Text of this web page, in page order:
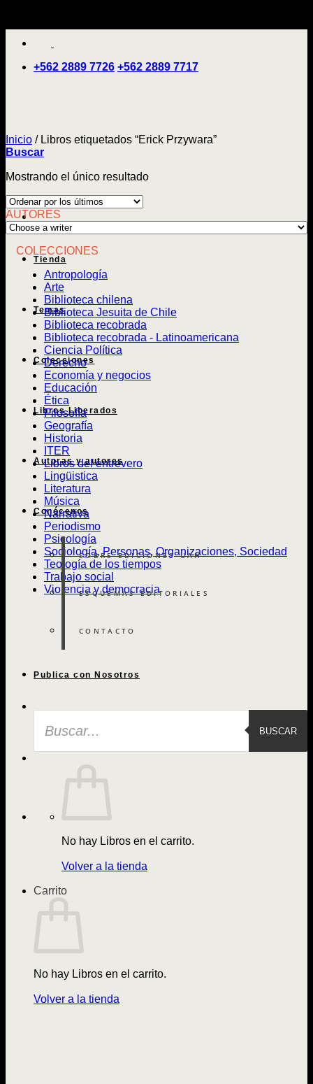
+562 2889 7726 +562 2889 7717
Tienda
Temas
Colecciones
Libros Liberados
Autoras y autores
Conócenos
SOBRE EDICIONES UAH
ESQUEMAS EDITORIALES
CONTACTO
Publica con Nosotros
Búsqueda
Libros
BUSCAR
No hay Libros en el carrito.
Volver a la tienda
Carrito
No hay Libros en el carrito.
Volver a la tienda
Inicio /Libros etiquetados “Erick Przywara”
Buscar
Mostrando el único resultado
AUTORES
COLECCIONES
Antropología
Arte
Biblioteca chilena
Biblioteca Jesuita de Chile
Biblioteca recobrada
Biblioteca recobrada - Latinoamericana
Ciencia Política
Derecho
Economía y negocios
Educación
Ética
Filosofía
Geografía
Historia
ITER
Libros del entrevero
Lingüistica
Literatura
Música
Narrativa
Periodismo
Psicología
Sociología, Personas, Organizaciones, Sociedad
Teología de los tiempos
Trabajo social
Violencia y democracia